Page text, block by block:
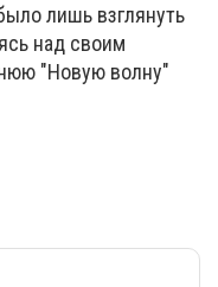
лишь взглянуть
над своим
"Новую волну"